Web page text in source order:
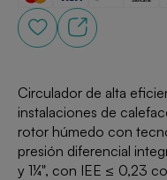
Circulador de alta
instalaciones de
rotor húmedo con
presión diferencial
y 1¼", con IEE ≤ 0,23